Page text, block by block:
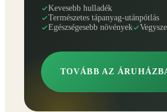
Kevesebb hulladék
Természetes tápanyag-utánpótlás
Egészségesebb növények
TOVÁBB AZ